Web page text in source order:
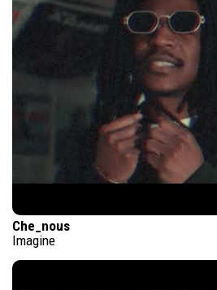
Che_nous
Imagine